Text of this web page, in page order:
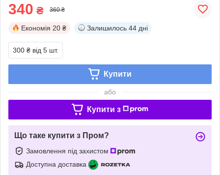
340 ₴ 360 ₴
Економія 20 ₴ Залишилось 44 дні
300 ₴ від 5 шт.
Купити
або
Купити з
Що таке купити з Пром?
Замовлення під захистом
Доступна доставка